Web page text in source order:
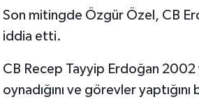
Son mitingde Özgür Özel, CB
iddia etti.
CB Recep Tayyip Erdoğan 2002
oynadığını ve görevler